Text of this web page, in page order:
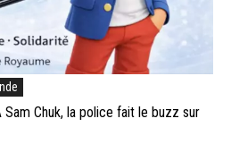
Sam Chuk, la police fait le buzz sur